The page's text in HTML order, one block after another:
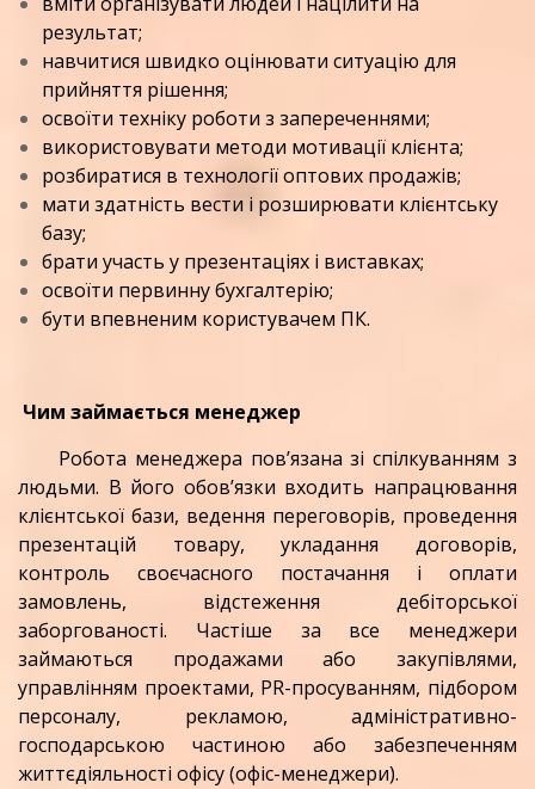
результат;
навчитися швидко оцінювати ситуацію для
прийняття рішення;
освоїти техніку роботи з запереченнями;
використовувати методи мотивації клієнта;
розбиратися в технології оптових продажів;
мати здатність вести і розширювати клієнтську
базу;
брати участь у презентаціях і виставках;
освоїти первинну бухгалтерію;
бути впевненим користувачем ПК.
Чим займається менеджер
Робота менеджера пов’язана зі спілкуванням з
людьми. В його обов’язки входить напрацювання
клієнтської бази, ведення переговорів, проведення
презентацій товару, укладання договорів,
контроль своєчасного постачання і оплати
замовлень, відстеження дебіторської
заборгованості. Частіше за все менеджери
займаються продажами або закупівлями,
управлінням проектами, PR-просуванням, підбором
персоналу, рекламою, адміністративно-
господарською частиною або забезпеченням
життєдіяльності офісу (офіс-менеджери).